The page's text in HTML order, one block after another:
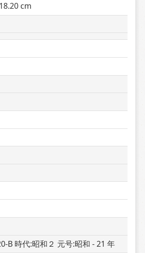
cm
B 時代:昭和２ 元号:昭和 - 21 年